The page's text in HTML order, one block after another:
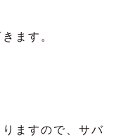
ます。
ますので、サバ